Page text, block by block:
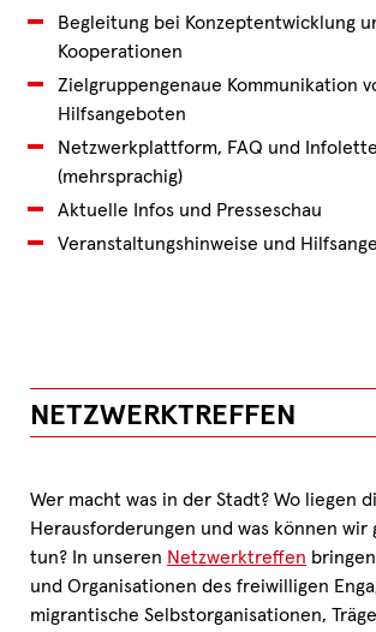
Begleitung bei Konzeptentwicklung
Kooperationen
Zielgruppengenaue Kommunikation
Hilfsangeboten
Netzwerkplattform, FAQ und
(mehrsprachig)
Aktuelle Infos und Presseschau
Veranstaltungshinweise und
NETZWERKTREFFEN
Wer macht was in der Stadt? Wo liegen
Herausforderungen und was können wir
tun? In unseren Netzwerktreffen
und Organisationen des freiwilligen
migrantische Selbstorganisationen,